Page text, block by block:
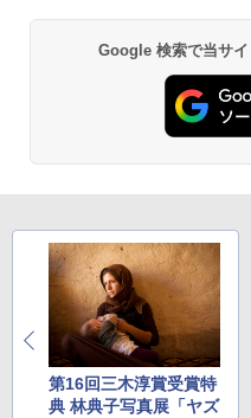
Google 検索で当サ
第16回三木淳賞受賞特
典 林典子写真展「ヤズ